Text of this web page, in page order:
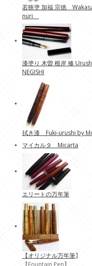
若狭塗 加福 宗徳
nuri
漆塗り 木曽 根岸 修
NEGISHI
拭き漆 Fuki-urushi by
マイカルタ Micarta
エリートの万年筆
【オリジナル万年筆
【Fountain Pen】